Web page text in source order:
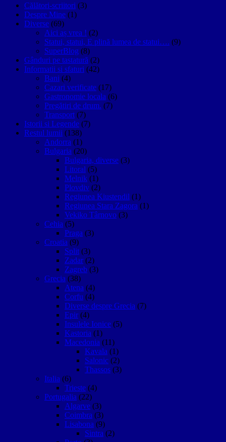
Călători-scriitori (3)
Despre Mine (1)
Diverse (69)
Aici aș vrea ! (2)
Statui, statui, E plină lumea de statui…. (9)
SuperBlog (8)
Gânduri pe tastatură (2)
Informatii si sfaturi (42)
Bani (4)
Cazari verificate (17)
Gastronomie locala (6)
Pregătiri de drum. (7)
Transport (7)
Istorii si Legende (7)
Restul lumii (138)
Andorra (1)
Bulgaria (20)
Bulgaria, diverse (3)
Litoral (5)
Melnik (1)
Plovdiv (2)
Regiunea Kiustendil (1)
Regiunea Stara Zagora (1)
Vekiko Târnovo (3)
Cehia (5)
Praga (3)
Croatia (9)
Split (3)
Zadar (2)
Zagreb (3)
Grecia (38)
Atena (4)
Corfu (4)
Diverse despre Grecia (7)
Epir (4)
Insulele Ionice (5)
Kastoria (1)
Macedonia (11)
Kavala (1)
Salonic (2)
Thassos (3)
Italia (6)
Trieste (4)
Portugalia (22)
Algarve (3)
Coimbra (3)
Lisabona (9)
Sintra (2)